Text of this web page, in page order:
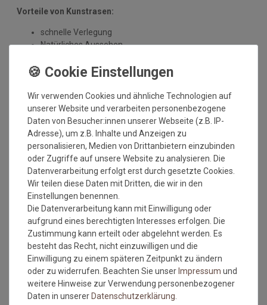
Vorteile von Kunstrasen:
schnelle Verlegung
Natürliches Aussehen
Pflegeleicht - kein Mähen erforderlich
langlebig und witterungsbeständig
umweltfreundlich
Anwendungsmöglichkeiten:
Garten
um den Swimmingpool
Innenhof und Veranda
Balkon
Wintergarten
Terrassen und Dachterrassen
Lounges
Hausboote oder Yachten
Wohnwagen und Wohnmobile
MEHR INFORMATIONEN ZUM EU VERANTWORTLICHEN »
Wir verwenden Cookies und ähnliche Technologien auf
unserer Website und verarbeiten personenbezogene
Daten von Besucher:innen unserer Webseite (z.B. IP-
Adresse), um z.B. Inhalte und Anzeigen zu
personalisieren, Medien von Drittanbietern einzubinden
oder Zugriffe auf unsere Website zu analysieren. Die
Datenverarbeitung erfolgt erst durch gesetzte Cookies.
Wir teilen diese Daten mit Dritten, die wir in den
Einstellungen benennen.
Die Datenverarbeitung kann mit Einwilligung oder
aufgrund eines berechtigten Interesses erfolgen. Die
Zustimmung kann erteilt oder abgelehnt werden. Es
besteht das Recht, nicht einzuwilligen und die
Einwilligung zu einem späteren Zeitpunkt zu ändern
oder zu widerrufen. Beachten Sie unserImpressum und
weitere Hinweise zur Verwendung personenbezogener
Daten in unsererDaten­schutz­erklärung